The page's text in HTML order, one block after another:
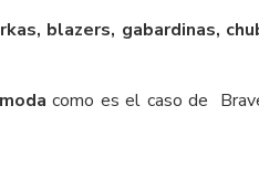
blazers, gabardinas,
como es el caso de